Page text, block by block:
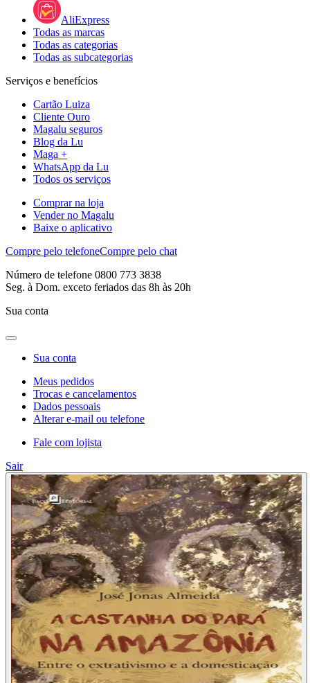
AliExpress
Todas as marcas
Todas as categorias
Todas as subcategorias
Serviços e benefícios
Cartão Luiza
Cliente Ouro
Magalu seguros
Blog da Lu
Maga +
WhatsApp da Lu
Todos os serviços
Comprar na loja
Vender no Magalu
Baixe o aplicativo
Compre pelo telefoneCompre pelo chat
Número de telefone 0800 773 3838
Seg. à Dom. exceto feriados das 8h às 20h
Sua conta
Sua conta
Meus pedidos
Trocas e cancelamentos
Dados pessoais
Alterar e-mail ou telefone
Fale com lojista
Sair